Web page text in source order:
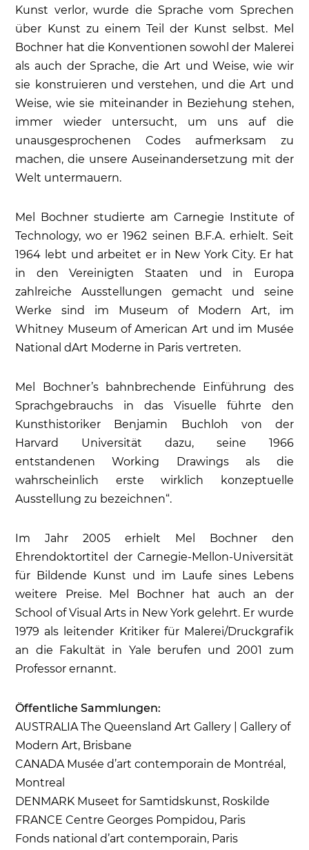
Kunst verlor, wurde die Sprache vom Sprechen
über Kunst zu einem Teil der Kunst selbst. Mel
Bochner hat die Konventionen sowohl der Malerei
als auch der Sprache, die Art und Weise, wie wir
sie konstruieren und verstehen, und die Art und
Weise, wie sie miteinander in Beziehung stehen,
immer wieder untersucht, um uns auf die
unausgesprochenen Codes aufmerksam zu
machen, die unsere Auseinandersetzung mit der
Welt untermauern.
Mel Bochner studierte am Carnegie Institute of
Technology, wo er 1962 seinen B.F.A. erhielt. Seit
1964 lebt und arbeitet er in New York City. Er hat
in den Vereinigten Staaten und in Europa
zahlreiche Ausstellungen gemacht und seine
Werke sind im Museum of Modern Art, im
Whitney Museum of American Art und im Musée
National dArt Moderne in Paris vertreten.
Mel Bochner’s bahnbrechende Einführung des
Sprachgebrauchs in das Visuelle führte den
Kunsthistoriker Benjamin Buchloh von der
Harvard Universität dazu, seine 1966
entstandenen Working Drawings als die
wahrscheinlich erste wirklich konzeptuelle
Ausstellung zu bezeichnen“.
Im Jahr 2005 erhielt Mel Bochner den
Ehrendoktortitel der Carnegie-Mellon-Universität
für Bildende Kunst und im Laufe sines Lebens
weitere Preise. Mel Bochner hat auch an der
School of Visual Arts in New York gelehrt. Er wurde
1979 als leitender Kritiker für Malerei/Druckgrafik
an die Fakultät in Yale berufen und 2001 zum
Professor ernannt.
Öffentliche Sammlungen:
AUSTRALIA The Queensland Art Gallery | Gallery of
Modern Art, Brisbane
CANADA Musée d’art contemporain de Montréal,
Montreal
DENMARK Museet for Samtidskunst, Roskilde
FRANCE Centre Georges Pompidou, Paris
Fonds national d’art contemporain, Paris